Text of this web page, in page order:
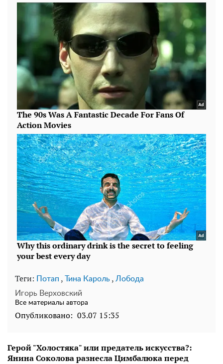
Теги: Потап , Тина Кароль , Лобода
Игорь Верховский
Все материалы автора
Опубликовано: 03.07 15:35
Герой "Холостяка" или предатель искусства?:
Янина Соколова разнесла Цимбалюка перед